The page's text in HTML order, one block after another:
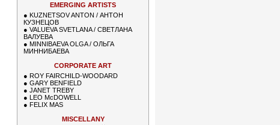
EMERGING ARTISTS
● KUZNETSOV ANTON / АНТОН
КУЗНЕЦОВ
● VALUEVA SVETLANA / СВЕТЛАНА
ВАЛУЕВА
● MINNIBAEVA OLGA / ОЛЬГА
МИННИБАЕВА
CORPORATE ART
● ROY FAIRCHILD-WOODARD
● GARY BENFIELD
● JANET TREBY
● LEO McDOWELL
● FELIX MAS
MISCELLANY